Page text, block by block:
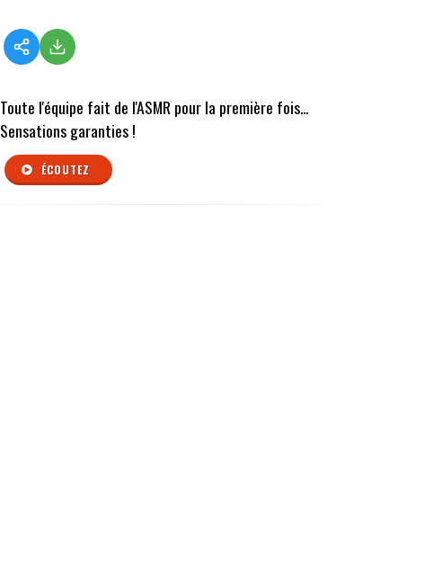
Toute l'équipe fait de l'ASMR pour la première fois...
Sensations garanties !
ÉCOUTEZ